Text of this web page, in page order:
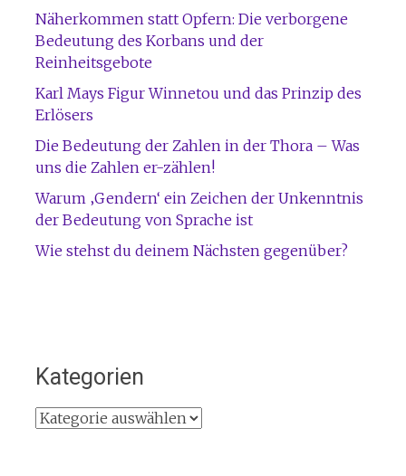
Näherkommen statt Opfern: Die verborgene
Bedeutung des Korbans und der
Reinheitsgebote
Karl Mays Figur Winnetou und das Prinzip des
Erlösers
Die Bedeutung der Zahlen in der Thora – Was
uns die Zahlen er-zählen!
Warum ‚Gendern‘ ein Zeichen der Unkenntnis
der Bedeutung von Sprache ist
Wie stehst du deinem Nächsten gegenüber?
Kategorien
Kategorien